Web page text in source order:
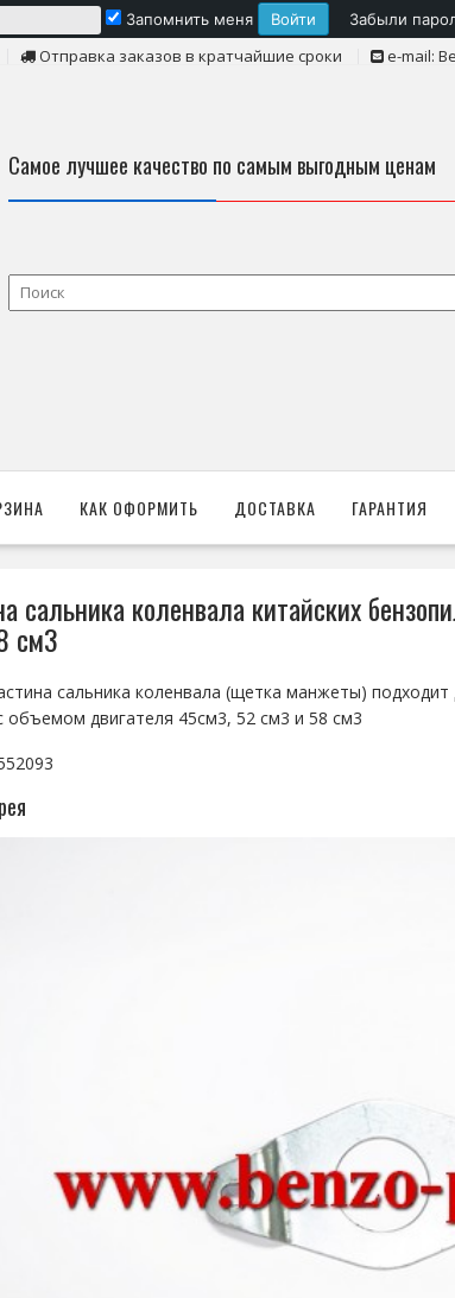
Запомнить меня Забыли
Отправка заказов в кратчайшие сроки e-mail:
Самое лучшее качество по самым выгодным ценам
КАК ОФОРМИТЬ ДОСТАВКА ГАРАНТИЯ
сальника коленвала китайских
см3
сальника коленвала (щетка манжеты) подходит
объемом двигателя 45см3, 52 см3 и 58 см3